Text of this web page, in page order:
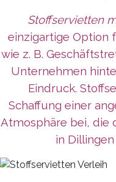
Stoffservietten
einzigartige Option
wie z. B.
Unternehmen
Eindruck.
Schaffung einer
Atmosphäre bei, die
in